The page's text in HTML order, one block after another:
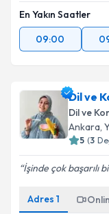
En Yakın Saatler
09:00
Dil ve
Dil ve
Ankara,
5 (3
İşinde çok başarılı
Adres 1